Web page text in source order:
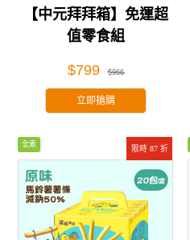
【中元拜拜箱】免運超
值零食組
$799 $966
立即搶購
限時 87 折
全素